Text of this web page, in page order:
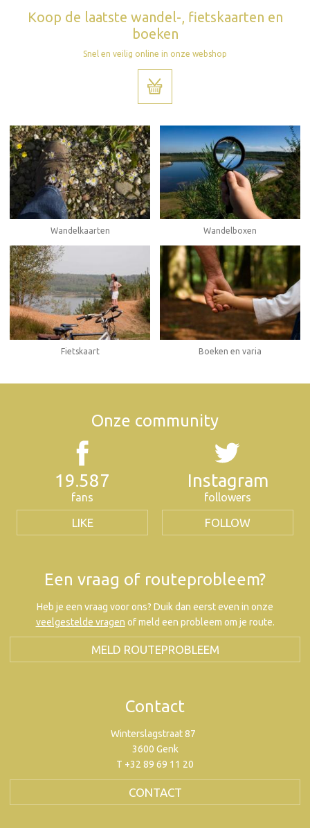
Koop de laatste wandel-, fietskaarten en
boeken
Snel en veilig online in onze webshop
Wandelkaarten Wandelboxen
Fietskaart Boeken en varia
Onze community
19.587
fans
LIKE
Instagram
followers
FOLLOW
Een vraag of routeprobleem?
Heb je een vraag voor ons? Duik dan eerst even in onze
veelgestelde vragen of meld een probleem om je route.
MELD ROUTEPROBLEEM
Contact
Winterslagstraat 87
3600 Genk
T +32 89 69 11 20
CONTACT